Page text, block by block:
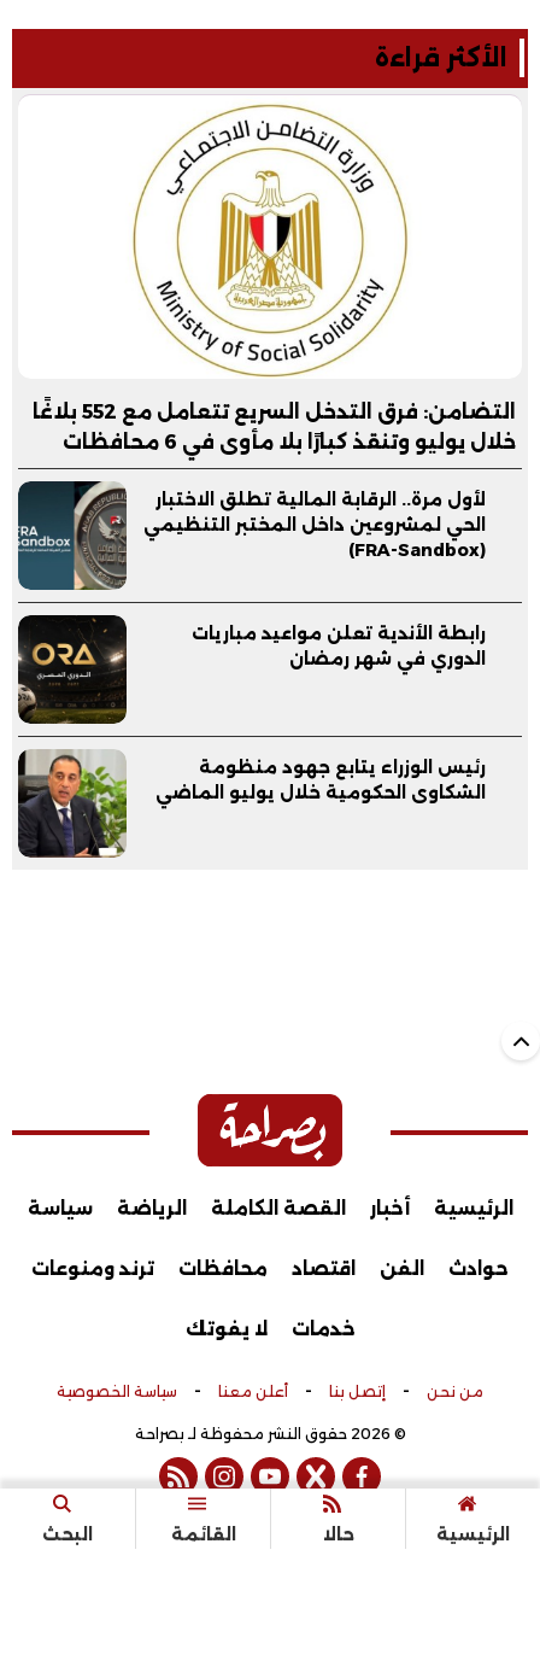
الرئيسية حالا القائمة البحث
الأكثر قراءة
التضامن: فرق التدخل السريع تتعامل مع 552 بلاغًا
خلال يوليو وتنقذ كبارًا بلا مأوى في 6 محافظات
لأول مرة.. الرقابة المالية تطلق الاختبار
الحي لمشروعين داخل المختبر التنظيمي
(FRA-Sandbox)
رابطة الأندية تعلن مواعيد مباريات
الدوري في شهر رمضان
رئيس الوزراء يتابع جهود منظومة
الشكاوى الحكومية خلال يوليو الماضي
الرئيسية أخبار القصة الكاملة الرياضة سياسة
حوادث الفن اقتصاد محافظات ترند ومنوعات
خدمات لا يفوتك
من نحن - إتصل بنا - أعلن معنا - سياسة الخصوصية
© 2026 حقوق النشر محفوظة لـ بصراحة
facebook
twitter
youtube
instagram
rss feed
تم التطوير بواسطة